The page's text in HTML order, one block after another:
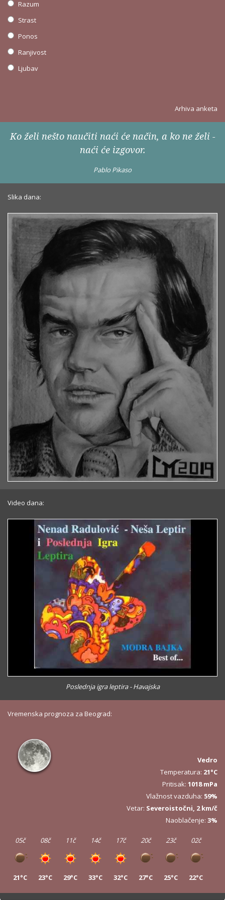
Razum
Strast
Ponos
Ranjivost
Ljubav
Arhiva anketa
Ko želi nešto naučiti naći će način, a ko ne želi -
naći će izgovor.
Pablo Pikaso
Slika dana:
Video dana:
Poslednja igra leptira - Havajska
Vremenska prognoza za Beograd:
Vedro
Temperatura: 21°C
Pritisak: 1018 mPa
Vlažnost vazduha: 59%
Vetar: Severoistočni, 2 km/č
Naoblačenje: 3%
05č
21°C
08č
23°C
11č
29°C
14č
33°C
17č
32°C
20č
27°C
23č
25°C
02č
22°C